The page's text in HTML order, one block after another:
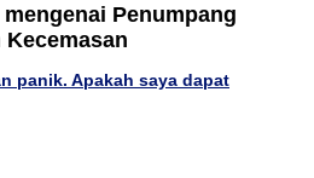
Penumpang
panik. Apakah saya dapat